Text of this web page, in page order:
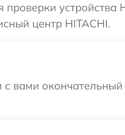
центр HITACHI.
вами